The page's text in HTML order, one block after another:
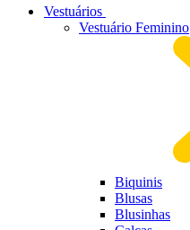
Vestuários
Vestuário Feminino
Biquinis
Blusas
Blusinhas